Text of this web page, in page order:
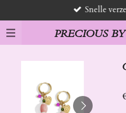
direct
naar
de
hoofdinhoud
PRECIOUS
Snelle